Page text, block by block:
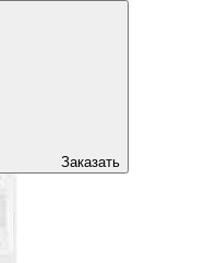
Заказать